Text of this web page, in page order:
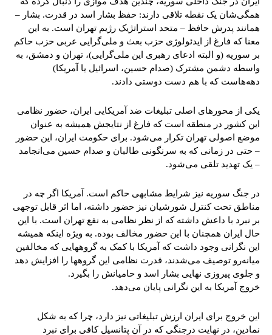
همگی‌شان یک نقطه تلاقی دارند: حفظ بشار اسد در قدرت. بشار –
همانند پدرش حافظ – متحد استراتژیک رژیم تهران است. به این
معنا که فارغ از ایدئولوژی حزب بعث و ملی‌گرایی عربی حزب حاکم
بر سوریه (و البته ادعای رهبری این ملی‌گرایی)، تهران و دمشق، به
واسطه دشمن مشترک (صدام حسین، اسرائیل یا آمریکا)
دهه‌هاست که با هم دست دوستی دادند.
یکی از محورهای اصلی تبلیغات ضد آمریکایی ایران، حضور نظامی
این کشور در منطقه است که فارغ از نتایجش همیشه به عنوان
موضع اصولی تهران تکرار می‌شود. برای حکومت ایران، این حضور
– حتی در زمانی که به سرنگونی طالبان و صدام حسین می‌انجامد
– یک تهدید تلقی می‌شود.
در جنگ سوریه نیز شرایط مشابهی حاکم است. آمریکا اگر چه در
مناطق تحت کنترل شورشیان نیز حضور داشته، اما اثر قابل توجهی
بر نبرد با داعش داشته که از نظر نظامی به نفع تهران است. با این
حال ایران همچنان با این حضور مخالف بوده. به ویژه اینکه همیشه
این نگرانی وجود داشت که آمریکا با کمک به گروههایی که مخالفین
میانه‌رو توصیف می‌شدند، قدرت نظامی این گروهها را افزایش دهد
و جلوی پیروزی نهایی بشار اسد و حامیانش را بگیرد.
خروج آمریکا به این نگرانی پایان می‌دهد.
این خروج برای ایران ارزش تبلیغاتی نیز دارد، چرا که به شکل
نمادین، در نهایت درجنگی که در آن پتانسیل کافی برای نبرد